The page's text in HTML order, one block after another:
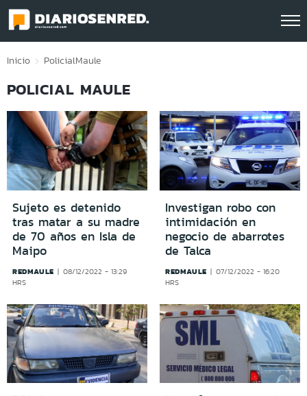
Click acá para ir directamente al contenido
Inicio PolicialMaule
POLICIAL MAULE
Sujeto es detenido
tras matar a su madre
de 70 años en Isla de
Maipo
REDMAULE
08/12/2022 - 13:29
HRS
Investigan robo con
intimidación en
negocio de abarrotes
de Talca
REDMAULE
07/12/2022 - 16:20
HRS